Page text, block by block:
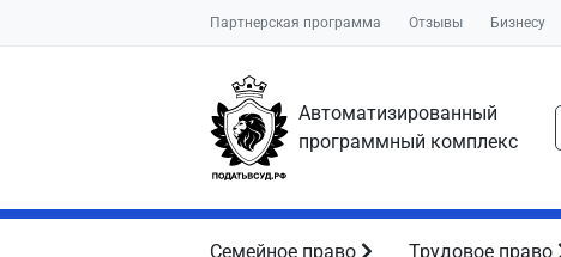
Партнерская программа Отзывы Бизнесу
Автоматизированный
программный комплекс
Семейное право Трудовое право